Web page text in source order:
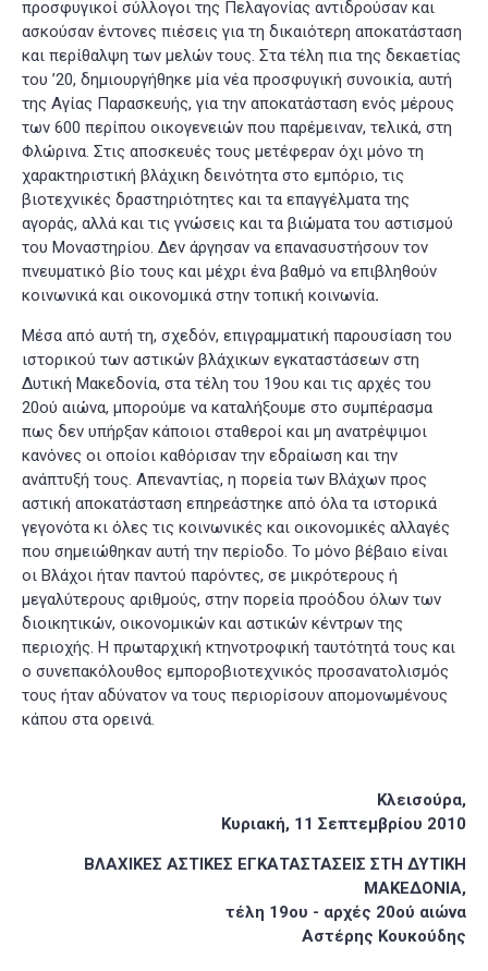
προσφυγικοί σύλλογοι της Πελαγονίας αντιδρούσαν και
ασκούσαν έντονες πιέσεις για τη δικαιότερη αποκατάσταση
και περίθαλψη των μελών τους. Στα τέλη πια της δεκαετίας
του ’20, δημιουργήθηκε μία νέα προσφυγική συνοικία, αυτή
της Αγίας Παρασκευής, για την αποκατάσταση ενός μέρους
των 600 περίπου οικογενειών που παρέμειναν, τελικά, στη
Φλώρινα. Στις αποσκευές τους μετέφεραν όχι μόνο τη
χαρακτηριστική βλάχικη δεινότητα στο εμπόριο, τις
βιοτεχνικές δραστηριότητες και τα επαγγέλματα της
αγοράς, αλλά και τις γνώσεις και τα βιώματα του αστισμού
του Μοναστηρίου. Δεν άργησαν να επανασυστήσουν τον
πνευματικό βίο τους και μέχρι ένα βαθμό να επιβληθούν
κοινωνικά και οικονομικά στην τοπική κοινωνία.
Μέσα από αυτή τη, σχεδόν, επιγραμματική παρουσίαση του
ιστορικού των αστικών βλάχικων εγκαταστάσεων στη
Δυτική Μακεδονία, στα τέλη του 19ου και τις αρχές του
20ού αιώνα, μπορούμε να καταλήξουμε στο συμπέρασμα
πως δεν υπήρξαν κάποιοι σταθεροί και μη ανατρέψιμοι
κανόνες οι οποίοι καθόρισαν την εδραίωση και την
ανάπτυξή τους. Απεναντίας, η πορεία των Βλάχων προς
αστική αποκατάσταση επηρεάστηκε από όλα τα ιστορικά
γεγονότα κι όλες τις κοινωνικές και οικονομικές αλλαγές
που σημειώθηκαν αυτή την περίοδο. Το μόνο βέβαιο είναι
οι Βλάχοι ήταν παντού παρόντες, σε μικρότερους ή
μεγαλύτερους αριθμούς, στην πορεία προόδου όλων των
διοικητικών, οικονομικών και αστικών κέντρων της
περιοχής. Η πρωταρχική κτηνοτροφική ταυτότητά τους και
ο συνεπακόλουθος εμποροβιοτεχνικός προσανατολισμός
τους ήταν αδύνατον να τους περιορίσουν απομονωμένους
κάπου στα ορεινά.
Κλεισούρα,
Κυριακή, 11 Σεπτεμβρίου 2010
ΒΛΑΧΙΚΕΣ ΑΣΤΙΚΕΣ ΕΓΚΑΤΑΣΤΑΣΕΙΣ ΣΤΗ ΔΥΤΙΚΗ
ΜΑΚΕΔΟΝΙΑ,
τέλη 19ου - αρχές 20ού αιώνα
Αστέρης Κουκούδης